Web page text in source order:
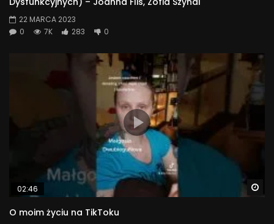
22 MARCA 2023
0
7K 283 0
02:46
O moim życiu na TikToku